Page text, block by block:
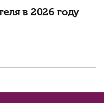
в 2026 году